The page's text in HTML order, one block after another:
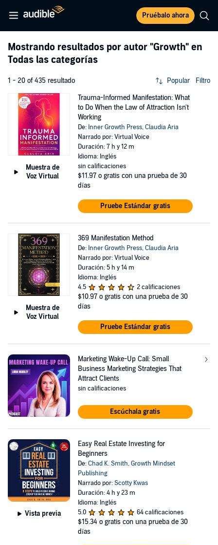
Pruébalo ahora
Mostrando resultados por autor "Growth" en
Todas las categorías
1 - 20 of 435 resultado Popular Filtro
Muestra de
Voz Virtual
Trauma-Informed Manifestation: What
to Do When the Law of Attraction Isn't
Working
De: Inner Growth Press,Claudia Aria
Narrado por: Virtual Voice
Duración: 7 h y 12 m
Idioma: Inglés
sin calificaciones
$11.97 o gratis con una prueba de 30
días
Pruebe Estándar gratis
Muestra de
Voz Virtual
369 Manifestation Method
De: Inner Growth Press,Claudia Aria
Narrado por: Virtual Voice
Duración: 5 h y 14 m
Idioma: Inglés
4.5
2 calificaciones
$10.97 o gratis con una prueba de 30
días
Pruebe Estándar gratis
Marketing Wake-Up Call: Small
Business Marketing Strategies That
Attract Clients
sin calificaciones
Escúchala gratis
Vista previa
Easy Real Estate Investing for
Beginners
De:Chad K. Smith,Growth Mindset
Publishing
Narrado por:Scotty Kwas
Duración: 4 h y 23 m
Idioma: Inglés
5.0
64 calificaciones
$15.34 o gratis con una prueba de 30
días